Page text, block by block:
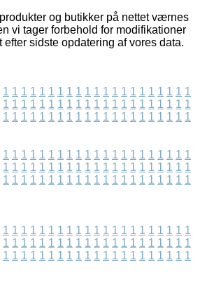
og butikker på nettet værnes
vi tager forbehold for modifikationer
efter sidste opdatering af vores data.
1 1 1 1 1 1 1 1 1 1 1 1 1 1 1 1 1 1 1 1 1
1 1 1 1 1 1 1 1 1 1 1 1 1 1 1 1 1 1 1 1 1
1 1 1 1 1 1 1 1 1 1 1 1 1 1 1 1 1 1 1 1 1
1 1 1 1 1 1 1 1 1 1 1 1 1 1 1 1 1 1 1 1 1
1 1 1 1 1 1 1 1 1 1 1 1 1 1 1 1 1 1 1 1 1
1 1 1 1 1 1 1 1 1 1 1 1 1 1 1 1 1 1 1 1 1
1 1 1 1 1 1 1 1 1 1 1 1 1 1 1 1 1 1 1 1 1
1 1 1 1 1 1 1 1 1 1 1 1 1 1 1 1 1 1 1 1 1
1 1 1 1 1 1 1 1 1 1 1 1 1 1 1 1 1 1 1 1 1